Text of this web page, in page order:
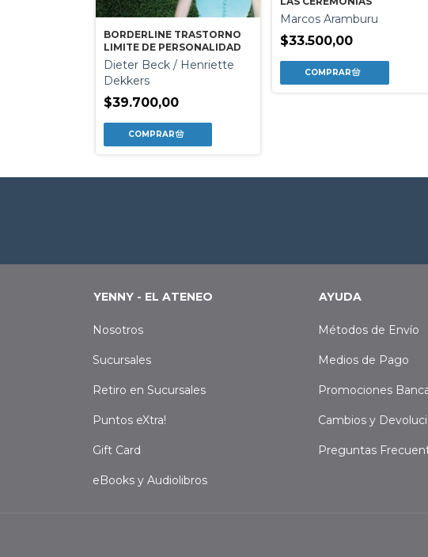
BORDERLINE TRASTORNO
LIMITE DE PERSONALIDAD
Dieter Beck / Henriette
Dekkers
$39.700,00
Marcos Aramburu
$33.500,00
YENNY - EL ATENEO
Nosotros
Sucursales
Retiro en Sucursales
Puntos eXtra!
Gift Card
eBooks y Audiolibros
AYUDA
Métodos de Envío
Medios de Pago
Promociones
Cambios y
Preguntas